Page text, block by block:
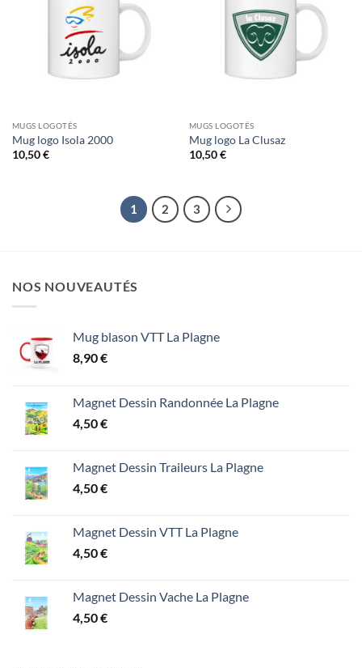
MUGS LOGOTÉS
Mug logo Isola 2000
10,50€
MUGS LOGOTÉS
Mug logo La Clusaz
10,50€
1 2 3
NOS NOUVEAUTÉS
Mug blason VTT La Plagne
8,90€
Magnet Dessin Randonnée La Plagne
4,50€
Magnet Dessin Traileurs La Plagne
4,50€
Magnet Dessin VTT La Plagne
4,50€
Magnet Dessin Vache La Plagne
4,50€